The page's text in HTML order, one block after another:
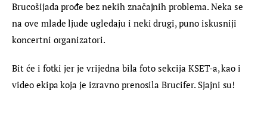
Brucošijada prođe bez nekih značajnih problema. Neka se
na ove mlade ljude ugledaju i neki drugi, puno iskusniji
koncertni organizatori.
Bit će i fotki jer je vrijedna bila foto sekcija KSET-a, kao i
video ekipa koja je izravno prenosila Brucifer. Sjajni su!